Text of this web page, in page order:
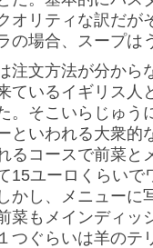
オリティな訳だが
の場合、スープは
注文方法が分から
ているイギリス人
。そこいらじゅう
といわれる大衆的
るコースで前菜と
15ユーロくらいで
かし、メニューに
菜もメインディッ
つぐらいは羊のテ